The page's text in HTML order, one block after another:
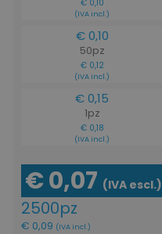
€ 0,10
(IVA incl.)
€ 0,10
50pz
€ 0,12
(IVA incl.)
€ 0,15
1pz
€ 0,18
(IVA incl.)
€ 0,07 (IVA escl.)
2500pz
€ 0,09 (IVA incl.)